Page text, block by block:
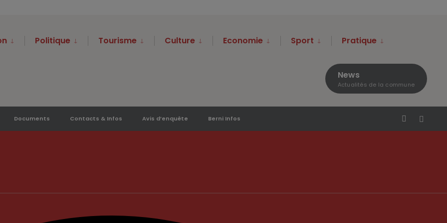
Politique Tourisme Culture Economie Sport Pratique
News
Actualités de la commune
Documents Contacts & Infos Avis d’enquête Berni Infos